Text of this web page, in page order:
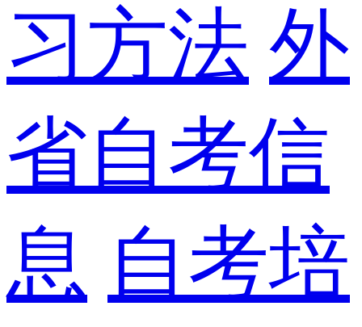
习方法 外
省自考信
息 自考培